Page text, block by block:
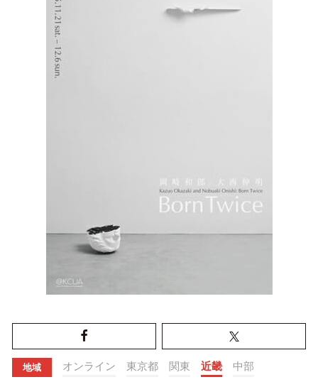
地域 オンライン 東京都 関東 近畿 中部